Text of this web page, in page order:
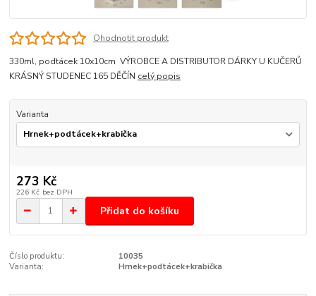
Ohodnotit produkt
330ml, podtácek 10x10cm VÝROBCE A DISTRIBUTOR DÁRKY U KUČERŮ
KRÁSNÝ STUDENEC 165 DĚČÍN celý popis
Varianta
273 Kč
226 Kč bez DPH
Přidat do košíku
Číslo produktu:
10035
Varianta:
Hrnek+podtácek+krabička